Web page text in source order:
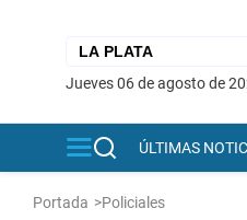
jueves 06 de agosto de
ÚLTIMAS
Portada >Policiales